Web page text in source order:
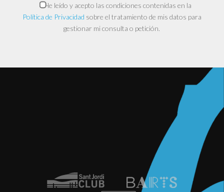
He leído y acepto las condiciones contenidas en la
Política de Privacidad sobre el tratamiento de mis datos para
gestionar mi consulta o petición.